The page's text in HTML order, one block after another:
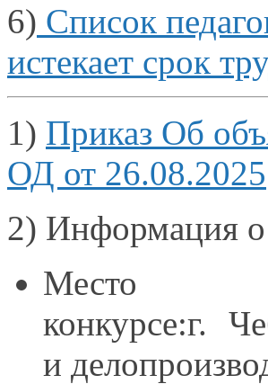
6) Список
истекает срок
1) Приказ Об
ОД от 26.08.2025
2) Информация о
Место
конкурсе:г.
и